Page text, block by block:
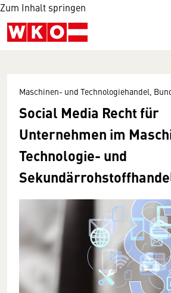
Zum Inhalt springen
Maschinen- und Technologiehandel,
Social Media Recht für
Unternehmen im
Technologie- und